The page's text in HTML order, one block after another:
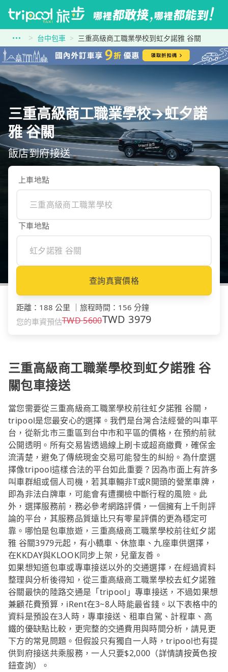
台中包車 三重高級商工職業學校到虹夕諾雅 谷關
三重高級商工職業學校→虹夕諾
雅 谷關
飯店到府接送
上車地點
下車地點
查詢真實價格
距離 ： 188 公里 旅程時間 ： 156 分鐘
您的車資預估TWD5600TWD 3979
三重高級商工職業學校到虹夕諾雅 谷
關包車接送
當您需要從三重高級商工職業學校前往虹夕諾雅 谷關，
tripool是您最安心的選擇。我們是台灣合法經營的叫車平
台，從新北市三重區到台中市和平區的價格，在預約前就
公開透明。所有交易皆透過線上刷卡或超商繳費，確保金
流清楚，避免了傳統現金交易可能發生的糾紛。為什麼選
擇像tripool這樣合法的平台如此重要？因為市面上有許多
叫車群組或個人司機，若其車輛非T或R開頭的營業車牌，
即為非法白牌車，可能會有遭攔檢中斷行程的風險。此
外，選擇服務前，務必參考網路評價，一個擁有上千則評
論的平台，其服務品質遠比只有零星評價的更為穩定可
靠。哪怕是包車旅遊，三重高級商工職業學校前往虹夕諾
雅 谷關3979元起，有小轎車、休旅車、九座車供選擇，
在KKDAY與KLOOK同步上架，兒童友善。
如果想知道包車或專車接送以外的交通選擇，在經過資料
整理與分析後得知，從三重高級商工職業學校去虹夕諾雅
谷關最快的陸路交通是「tripool」專車接送，不過如果想
兼顧花費預算，iRent在3~8人時能最省錢。以下表格中的
資料是預設在3人時，專車接送、租車自駕、計程車、高
鐵的優缺點比較，更完整的交通費用與時間分析，請見更
下方的常見問題。但假設只有獨自一人時，tripool也有提
供到府接送共乘服務，一人只要$2,000（詳情請按黃色按
鈕查詢）。